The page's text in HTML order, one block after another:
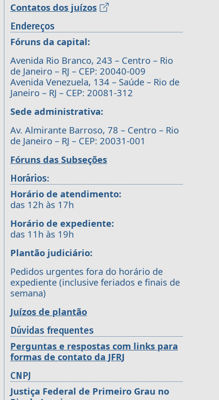
Contatos dos juízos
Endereços
Fóruns da capital:
Avenida Rio Branco, 243 – Centro – Rio
de Janeiro – RJ – CEP: 20040-009
Avenida Venezuela, 134 – Saúde – Rio de
Janeiro – RJ – CEP: 20081-312
Sede administrativa:
Av. Almirante Barroso, 78 – Centro – Rio
de Janeiro – RJ – CEP: 20031-001
Fóruns das Subseções
Horários:
Horário de atendimento:
das 12h às 17h
Horário de expediente:
das 11h às 19h
Plantão judiciário:
Pedidos urgentes fora do horário de
expediente (inclusive feriados e finais de
semana)
Juízos de plantão
Dúvidas frequentes
Perguntas e respostas com links para
formas de contato da JFRJ
CNPJ
Justiça Federal de Primeiro Grau no